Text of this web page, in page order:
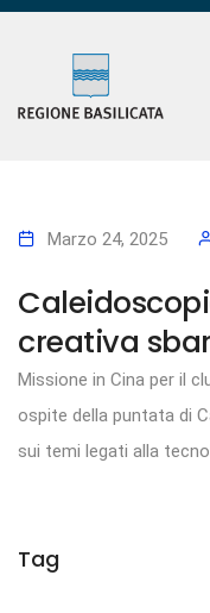
Marzo 24, 2025
creativa
Missione in Cina per il
ospite della puntata di
sui temi legati alla
Tag